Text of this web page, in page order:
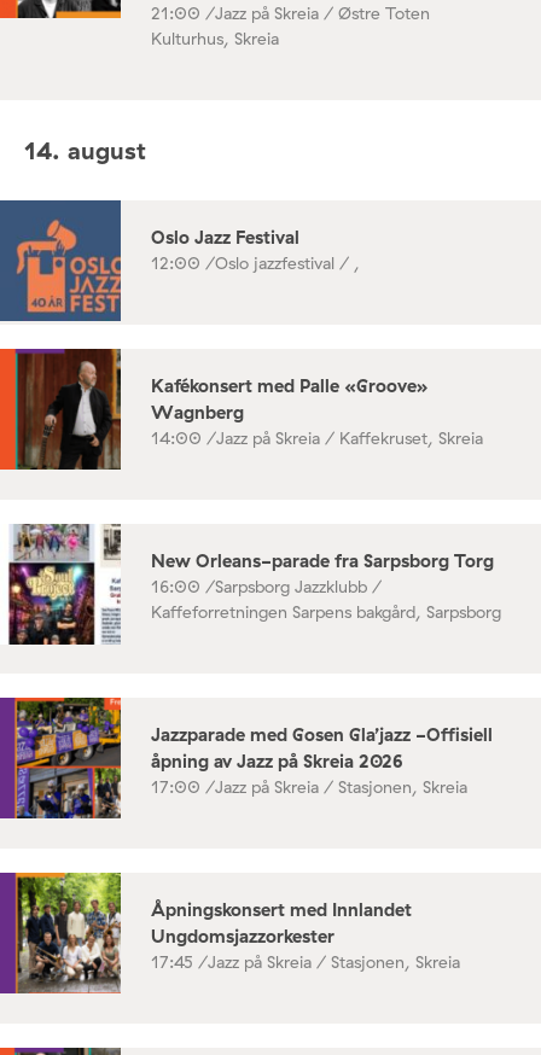
21:00 /Jazz på Skreia / Østre Toten
Kulturhus, Skreia
14. august
Oslo Jazz Festival
12:00 /Oslo jazzfestival / ,
Kafékonsert med Palle «Groove»
Wagnberg
14:00 /Jazz på Skreia / Kaffekruset, Skreia
New Orleans-parade fra Sarpsborg Torg
16:00 /Sarpsborg Jazzklubb /
Kaffeforretningen Sarpens bakgård, Sarpsborg
Jazzparade med Gosen Gla’jazz -Offisiell
åpning av Jazz på Skreia 2026
17:00 /Jazz på Skreia / Stasjonen, Skreia
Åpningskonsert med Innlandet
Ungdomsjazzorkester
17:45 /Jazz på Skreia / Stasjonen, Skreia